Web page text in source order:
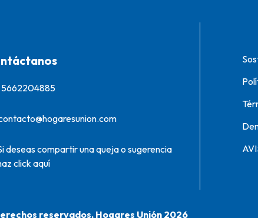
5662204885‬
deseas compartir una queja o sugerencia
click aquí
reservados. Hogares Unión 2026